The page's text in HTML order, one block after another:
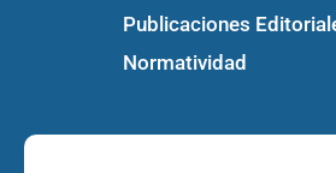
Publicaciones
Normatividad